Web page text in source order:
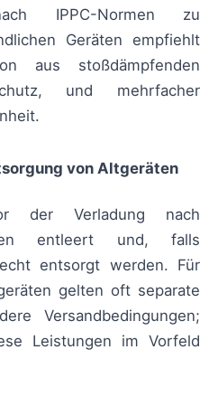
IPPC-Normen zu
Geräten empfiehlt
aus stoßdämpfenden
und mehrfacher
von Altgeräten
der Verladung nach
entleert und, falls
entsorgt werden. Für
gelten oft separate
Versandbedingungen;
Leistungen im Vorfeld